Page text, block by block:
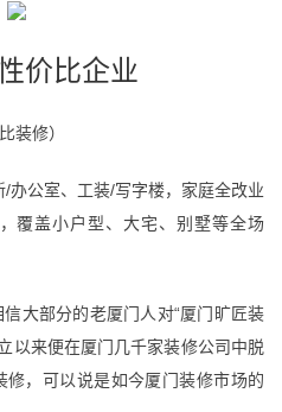
价比企业
装修）
办公室、工装/写字楼，家庭全改业
覆盖小户型、大宅、别墅等全场
大部分的老厦门人对“厦门旷匠装
以来便在厦门几千家装修公司中脱
，可以说是如今厦门装修市场的